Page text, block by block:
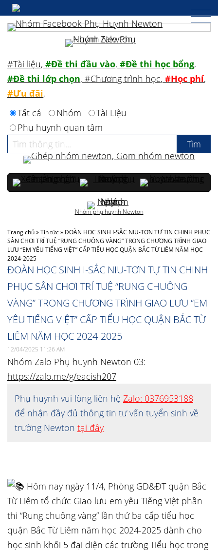
Trang chủ»Tin tức»ĐOÀN HỌC SINH I-SẮC NIU-TƠN TỰ TIN CHINH PHỤC
SÂN CHƠI TRÍ TUỆ “RUNG CHUÔNG VÀNG” TRONG CHƯƠNG TRÌNH GIAO
LƯU “EM YÊU TIẾNG VIỆT” CẤP TIỂU HỌC QUẬN BẮC TỪ LIÊM NĂM HỌC
2024-2025
ĐOÀN HỌC SINH I-SẮC NIU-TƠN TỰ TIN CHINH
PHỤC SÂN CHƠI TRÍ TUỆ “RUNG CHUÔNG
VÀNG” TRONG CHƯƠNG TRÌNH GIAO LƯU “EM
YÊU TIẾNG VIỆT” CẤP TIỂU HỌC QUẬN BẮC TỪ
LIÊM NĂM HỌC 2024-2025
12/04/2025 11:26 AM
Nhóm Zalo Phụ huynh Newton 03:
https://zalo.me/g/eacish207
Phụ huynh vui lòng liên hệ Zalo: 0376953188
để nhận đầy đủ thông tin tư vấn tuyển sinh về
trường Newton tại đây
Hôm nay ngày 11/4, Phòng GD&ĐT quận Bắc
Từ Liêm tổ chức Giao lưu em yêu Tiếng Việt phần
thi “Rung chuông vàng” lần thứ ba cấp tiểu học
quận Bắc Từ Liêm năm học 2024-2025 dành cho
học sinh khối 5 đại diện các trường Tiểu học trong
#Tài liệu, #Đề thi đầu vào, #Đề thi học bổng,
#Đề thi lớp chọn, #Chương trình học, #Học phí,
#Ưu đãi,
Tất cả
Nhóm
Tài Liệu
Phụ huynh quan tâm
Nhóm phụ huynh Newton